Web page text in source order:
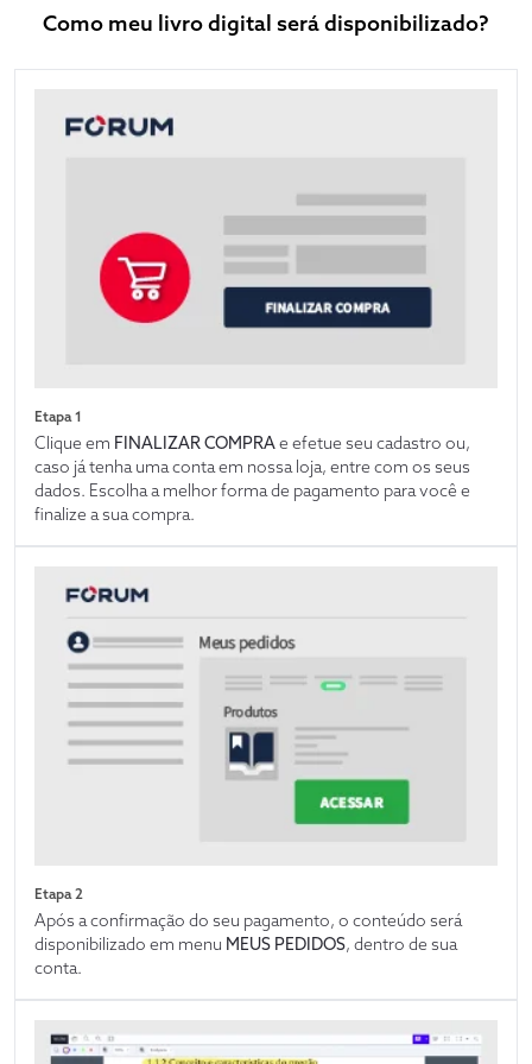
Como meu livro digital será disponibilizado?
Etapa 1
Clique em FINALIZAR COMPRAe efetue seu cadastro ou,
caso já tenha uma conta em nossa loja, entre com os seus
dados. Escolha a melhor forma de pagamento para você e
finalize a sua compra.
Etapa 2
Após a confirmação do seu pagamento, o conteúdo será
disponibilizado em menu MEUS PEDIDOS, dentro de sua
conta.